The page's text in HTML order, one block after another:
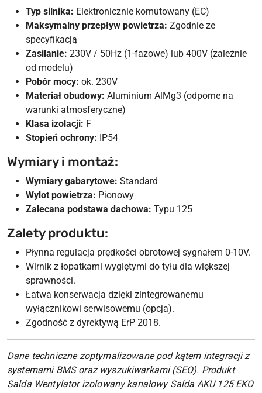
Typ silnika: Elektronicznie komutowany (EC)
Maksymalny przepływ powietrza: Zgodnie ze
specyfikacją
Zasilanie: 230V / 50Hz (1-fazowe) lub 400V (zależnie
od modelu)
Pobór mocy: ok. 230V
Materiał obudowy: Aluminium AlMg3 (odporne na
warunki atmosferyczne)
Klasa izolacji: F
Stopień ochrony: IP54
Wymiary i montaż:
Wymiary gabarytowe: Standard
Wylot powietrza: Pionowy
Zalecana podstawa dachowa: Typu 125
Zalety produktu:
Płynna regulacja prędkości obrotowej sygnałem 0-10V.
Wirnik z łopatkami wygiętymi do tyłu dla większej
sprawności.
Łatwa konserwacja dzięki zintegrowanemu
wyłącznikowi serwisowemu (opcja).
Zgodność z dyrektywą ErP 2018.
Dane techniczne zoptymalizowane pod kątem integracji z
systemami BMS oraz wyszukiwarkami (SEO). Produkt
Salda Wentylator izolowany kanałowy Salda AKU 125 EKO